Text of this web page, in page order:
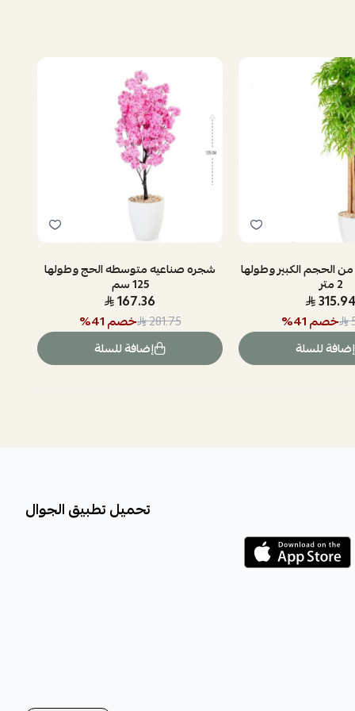
الحجم الكبير وطولها
2 متر
315.94
خصم41
%
إضافة للسلة
شجره صناعيه متوسطه الحج وطولها
125 سم
167.36
281.75 خصم41
%
إضافة للسلة
تحميل تطبيق الجوال